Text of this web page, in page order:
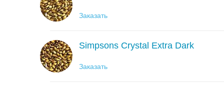
Заказать
Simpsons Crystal Extra Dark
Заказать